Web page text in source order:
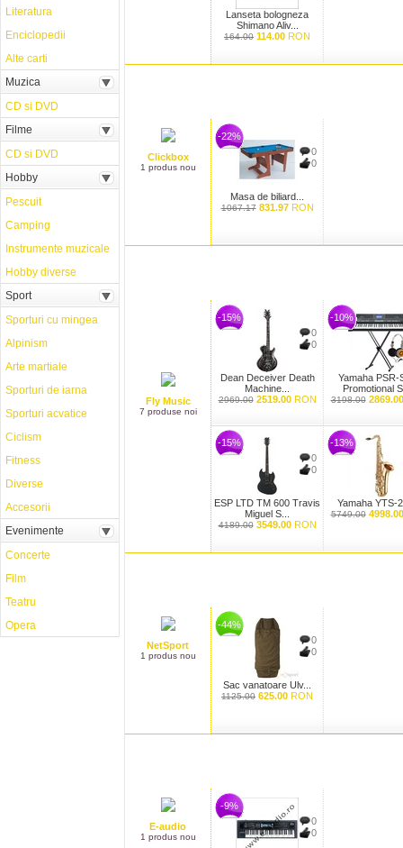
Lanseta bologneza
Shimano Aliv...
164.00 114.00 RON
Clickbox
1 produs nou
-22%
0
0
Masa de biliard...
1067.17 831.97 RON
Fly Music
7 produse noi
-15%
0
0
Dean Deceiver Death
Machine...
2969.00 2519.00 RON
-10%
Yamaha PSR-
Promotional
3198.00 2869.00
-15%
0
0
ESP LTD TM 600 Travis
Miguel S...
4189.00 3549.00 RON
-13%
Yamaha YTS-
5749.00 4998.00
NetSport
1 produs nou
-44%
0
0
Sac vanatoare Ulv...
1125.00 625.00 RON
E-audio
1 produs nou
-9%
0
0
Literatura
Enciclopedii
Alte carti
Muzica
CD si DVD
Filme
CD si DVD
Hobby
Pescuit
Camping
Instrumente muzicale
Hobby diverse
Sport
Sporturi cu mingea
Alpinism
Arte martiale
Sporturi de iarna
Sporturi acvatice
Ciclism
Fitness
Diverse
Accesorii
Evenimente
Concerte
Film
Teatru
Opera